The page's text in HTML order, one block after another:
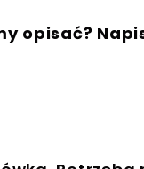
opisać?